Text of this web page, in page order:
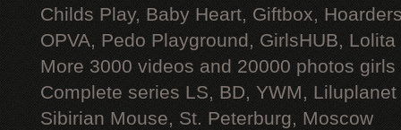
Childs Play, Baby Heart, Giftbox,
OPVA, Pedo Playground, GirlsHUB, Lolita
More 3000 videos and 20000 photos
Complete series LS, BD, YWM, Liluplanet
Sibirian Mouse, St. Peterburg, Moscow